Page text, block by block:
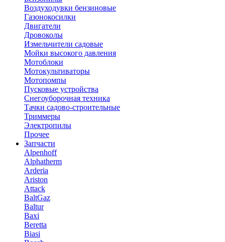
Воздуходувки бензиновые
Газонокосилки
Двигатели
Дровоколы
Измельчители садовые
Мойки высокого давления
Мотоблоки
Мотокультиваторы
Мотопомпы
Пусковые устройства
Снегоуборочная техника
Тачки садово-строительные
Триммеры
Электропилы
Прочее
Запчасти
Alpenhoff
Alphatherm
Arderia
Ariston
Attack
BaltGaz
Baltur
Baxi
Beretta
Biasi